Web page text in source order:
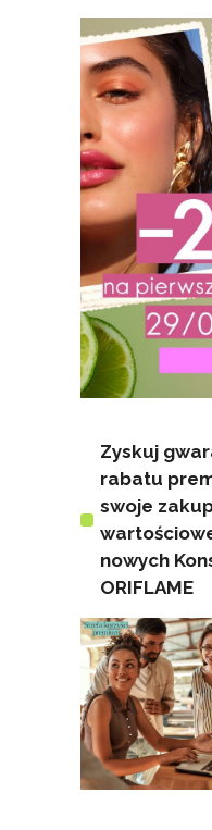
Zyskuj
rabatu
swoje
nowych
ORIFLAME